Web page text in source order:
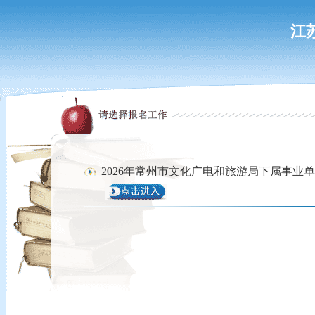
江
2026年常州市文化广电和旅游局下属事业